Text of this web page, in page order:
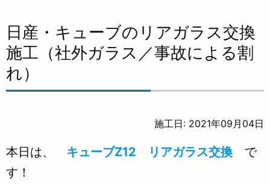
日産・キューブのリアガラス交換
施工（社外ガラス／事故による割
れ）
施工日: 2021年09月04日
本日は、 キューブZ12 リアガラス交換 で
す！